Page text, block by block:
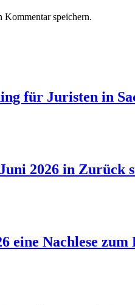
Kommentar speichern.
für Juristen in
2026 in Zurück
eine Nachlese